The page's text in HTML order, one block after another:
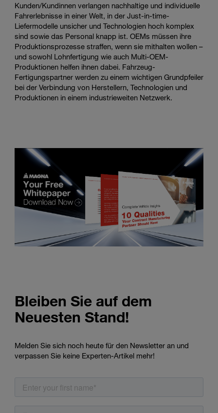
Kunden/Kundinnen verlangen nachhaltige und individuelle
Fahrerlebnisse in einer Welt, in der Just-in-time-
Liefermodelle unsicher und Technologien hoch komplex
sind sowie das Personal knapp ist. OEMs müssen ihre
Produktionsprozesse straffen, wenn sie mithalten wollen –
und sowohl Lohnfertigung wie auch Multi-OEM-
Produktionen helfen ihnen dabei. Fahrzeug-
Fertigungspartner werden zu einem wichtigen Grundpfeiler
bei der Verbindung von Herstellern, Technologien und
Produktionen in einem industrieweiten Netzwerk.
Bleiben Sie auf dem
Neuesten Stand!
Melden Sie sich noch heute für den Newsletter an und
verpassen Sie keine Experten-Artikel mehr!